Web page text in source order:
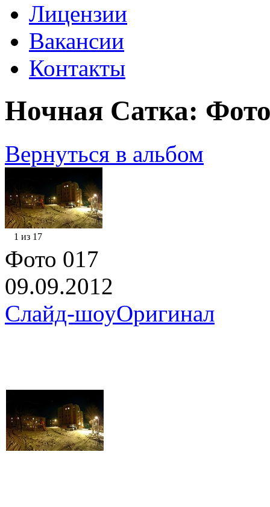
Лицензии
Вакансии
Контакты
Ночная Сатка:
Вернуться в альбом
1 из 17
Фото 017
09.09.2012
Слайд-шоуОригинал